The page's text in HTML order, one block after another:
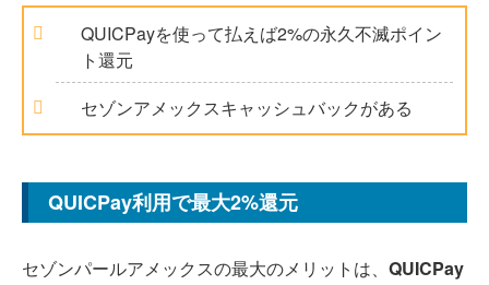
QUICPayを使って払えば2%の永久不滅ポイン
ト還元
セゾンアメックスキャッシュバックがある
QUICPay利用で最大2%還元
セゾンパールアメックスの最大のメリットは、 QUICPay